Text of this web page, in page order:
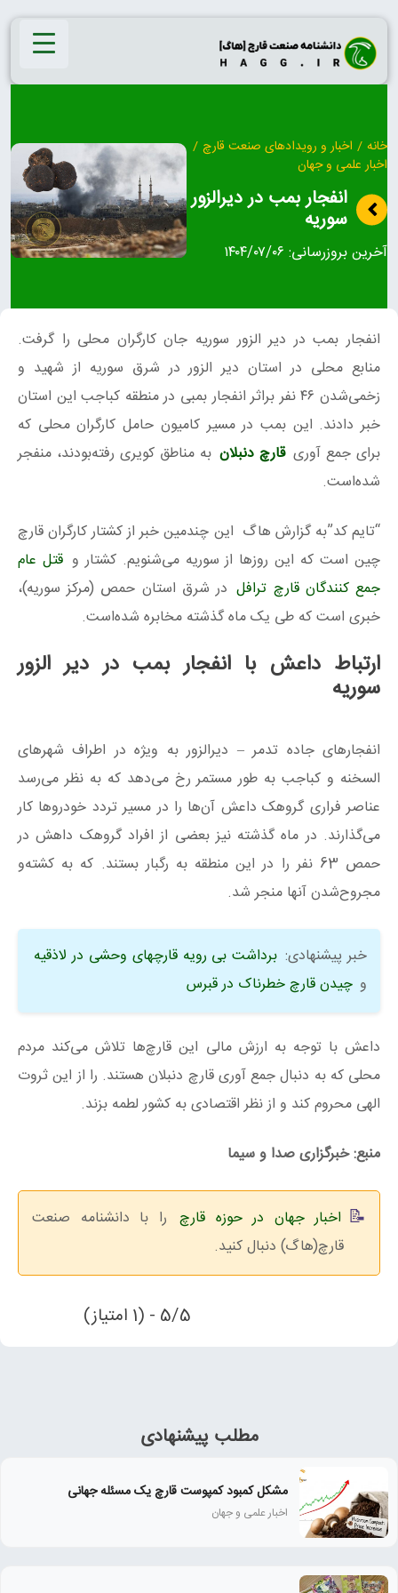
Skip
content
خانه / اخبار و رویدادهای صنعت قارچ /
اخبار علمی و جهان
انفجار بمب در دیرالزور
سوریه
آخرین بروزرسانی: ۱۴۰۴/۰۷/۰۶
انفجار بمب در دير الزور سوريه جان کارگران محلی را گرفت.
منابع محلی در استان دیر الزور در شرق سوریه از شهید و
زخمی‌شدن ۴۶ نفر براثر انفجار بمبی در منطقه کباجب این استان
خبر دادند. این بمب در مسیر کامیون حامل کارگران محلی که
برای جمع آوری قارچ دنبلان به مناطق کویری رفته‌بودند، منفجر
شده‌است.
“تایم کد”به گزارش هاگ این چندمین خبر از کشتار کارگران قارچ
چین است که این روزها از سوریه می‌شنویم. کشتار و قتل عام
جمع کنندگان قارچ ترافل در شرق استان حمص (مرکز سوریه)،
خبری است که طی یک ماه گذشته مخابره شده‌است.
ارتباط داعش با انفجار بمب در دير الزور
سوريه
انفجارهای جاده تدمر – دیرالزور به ویژه در اطراف شهر‌های
السخنه و کباجب به طور مستمر رخ می‌دهد که به نظر می‌رسد
عناصر فراری گروهک داعش آن‌ها را در مسیر تردد خودرو‌ها کار
می‌گذارند. در ماه گذشته نیز بعضی از افراد گروهک داهش در
حمص 63 نفر را در این منطقه به رگبار بستند. که به کشته‌و
مجروح‌شدن آنها منجر شد.
خبر پیشنهادی: برداشت بی رویه قارچهای وحشی در لاذقیه
و چیدن قارچ خطرناک در قبرس
داعش با توجه به ارزش مالی این قارچ‌ها تلاش می‌کند مردم
محلی که به دنبال جمع آوری قارچ دنبلان هستند. را از این ثروت
الهی محروم کند و از نظر اقتصادی به کشور لطمه بزند.
منبع: خبرگزاری صدا و سیما
اخبار جهان در حوزه قارچ را با دانشنامه صنعت
قارچ(هاگ) دنبال کنید.
5/5 - (1 امتیاز)
مطلب پیشنهادی
مشکل کمبود کمپوست قارچ یک مسئله جهانی
اخبار علمی و جهان